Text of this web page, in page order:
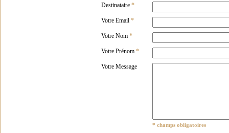
Destinataire *
Votre Email *
Votre Nom *
Votre Prénom *
Votre Message
* champs obligatoires